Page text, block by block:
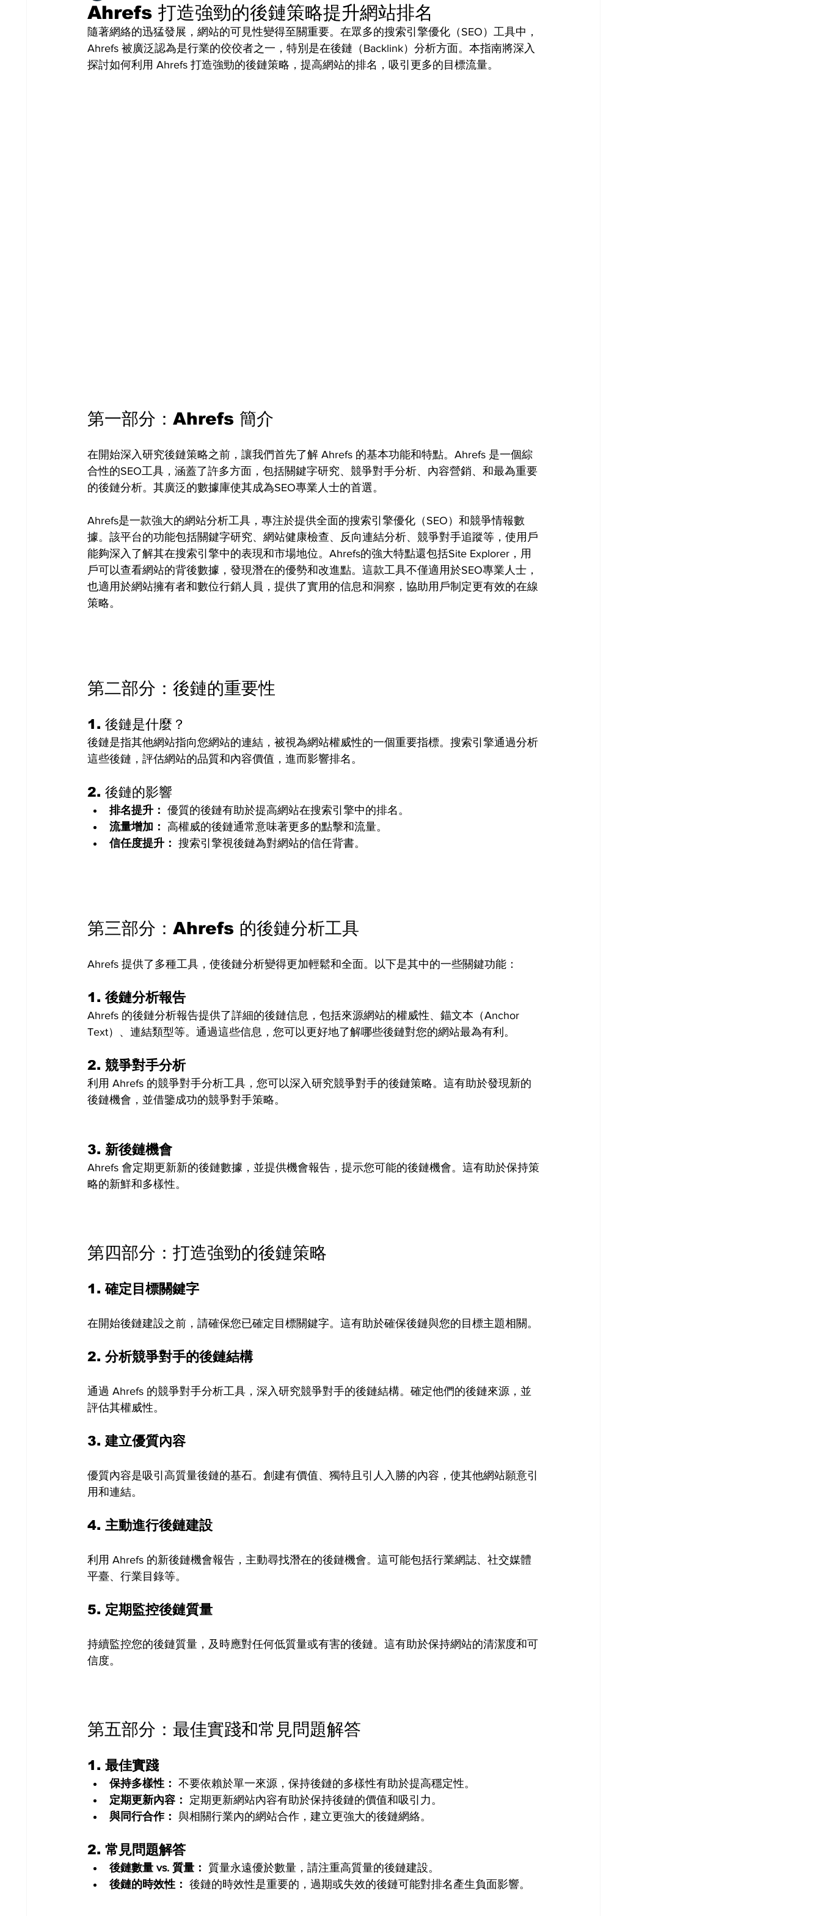
Ahrefs 打造強勁的後鏈策略提升網站排名
隨著網絡的迅猛發展，網站的可見性變得至關重要。在眾多的搜索引擎優化（SEO）工具中，
Ahrefs 被廣泛認為是行業的佼佼者之一，特別是在後鏈（Backlink）分析方面。本指南將深入
探討如何利用 Ahrefs 打造強勁的後鏈策略，提高網站的排名，吸引更多的目標流量。
第一部分：Ahrefs 簡介
在開始深入研究後鏈策略之前，讓我們首先了解 Ahrefs 的基本功能和特點。Ahrefs 是一個綜
合性的SEO工具，涵蓋了許多方面，包括關鍵字研究、競爭對手分析、內容營銷、和最為重要
的後鏈分析。其廣泛的數據庫使其成為SEO專業人士的首選。
Ahrefs是一款強大的網站分析工具，專注於提供全面的搜索引擎優化（SEO）和競爭情報數
據。該平台的功能包括關鍵字研究、網站健康檢查、反向連結分析、競爭對手追蹤等，使用戶
能夠深入了解其在搜索引擎中的表現和市場地位。Ahrefs的強大特點還包括Site Explorer，用
戶可以查看網站的背後數據，發現潛在的優勢和改進點。這款工具不僅適用於SEO專業人士，
也適用於網站擁有者和數位行銷人員，提供了實用的信息和洞察，協助用戶制定更有效的在線
策略。
第二部分：後鏈的重要性
1. 後鏈是什麼？
後鏈是指其他網站指向您網站的連結，被視為網站權威性的一個重要指標。搜索引擎通過分析
這些後鏈，評估網站的品質和內容價值，進而影響排名。
2. 後鏈的影響
排名提升： 優質的後鏈有助於提高網站在搜索引擎中的排名。
流量增加： 高權威的後鏈通常意味著更多的點擊和流量。
信任度提升： 搜索引擎視後鏈為對網站的信任背書。
第三部分：Ahrefs 的後鏈分析工具
Ahrefs 提供了多種工具，使後鏈分析變得更加輕鬆和全面。以下是其中的一些關鍵功能：
1. 後鏈分析報告
Ahrefs 的後鏈分析報告提供了詳細的後鏈信息，包括來源網站的權威性、錨文本（Anchor
Text）、連結類型等。通過這些信息，您可以更好地了解哪些後鏈對您的網站最為有利。
2. 競爭對手分析
利用 Ahrefs 的競爭對手分析工具，您可以深入研究競爭對手的後鏈策略。這有助於發現新的
後鏈機會，並借鑒成功的競爭對手策略。
3. 新後鏈機會
Ahrefs 會定期更新新的後鏈數據，並提供機會報告，提示您可能的後鏈機會。這有助於保持策
略的新鮮和多樣性。
第四部分：打造強勁的後鏈策略
1. 確定目標關鍵字
在開始後鏈建設之前，請確保您已確定目標關鍵字。這有助於確保後鏈與您的目標主題相關。
2. 分析競爭對手的後鏈結構
通過 Ahrefs 的競爭對手分析工具，深入研究競爭對手的後鏈結構。確定他們的後鏈來源，並
評估其權威性。
3. 建立優質內容
優質內容是吸引高質量後鏈的基石。創建有價值、獨特且引人入勝的內容，使其他網站願意引
用和連結。
4. 主動進行後鏈建設
利用 Ahrefs 的新後鏈機會報告，主動尋找潛在的後鏈機會。這可能包括行業網誌、社交媒體
平臺、行業目錄等。
5. 定期監控後鏈質量
持續監控您的後鏈質量，及時應對任何低質量或有害的後鏈。這有助於保持網站的清潔度和可
信度。
第五部分：最佳實踐和常見問題解答
1. 最佳實踐
保持多樣性： 不要依賴於單一來源，保持後鏈的多樣性有助於提高穩定性。
定期更新內容：
定期更新網站內容有助於保持後鏈的價值和吸引力。
與同行合作： 與相關行業內的網站合作，建立更強大的後鏈網絡。
2. 常見問題解答
後鏈數量 vs. 質量：
質量永遠優於數量，請注重高質量的後鏈建設。
後鏈的時效性： 後鏈的時效性是重要的，過期或失效的後鏈可能對排名產生負面影響。